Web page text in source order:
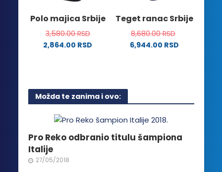
stranici
proizvoda.
proizvoda.
Polo majica Srbije
3,580.00RSD
2,864.00 RSD
više
varijanti.
mogu
biti
na
Teget ranac Srbije
8,680.00RSD
6,944.00 RSD
Možda te zanima i ovo:
Pro Reko odbranio titulu šampiona
Italije
27/05/2018